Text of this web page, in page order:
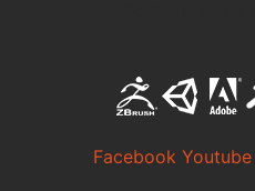
Facebook Youtube